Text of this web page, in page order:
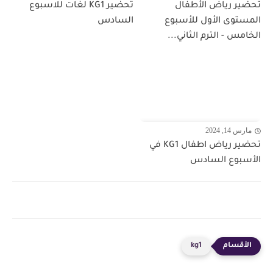
تحضير رياض الأطفال
المستوى الأول للأسبوع
الخامس - الترم الثاني...
تحضير KG1 لغات للاسبوع
السادس
مارس 14, 2024
تحضير رياض اطفال KG1 في
الأسبوع السادس
kg1